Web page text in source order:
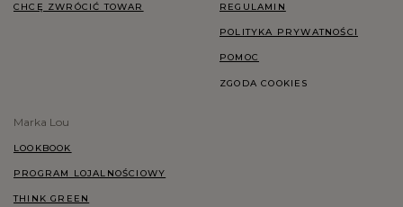
CHCĘ ZWRÓCIĆ TOWAR REGULAMIN
POLITYKA PRYWATNOŚCI
POMOC
ZGODA COOKIES
Marka Lou
LOOKBOOK
PROGRAM LOJALNOŚCIOWY
THINK GREEN